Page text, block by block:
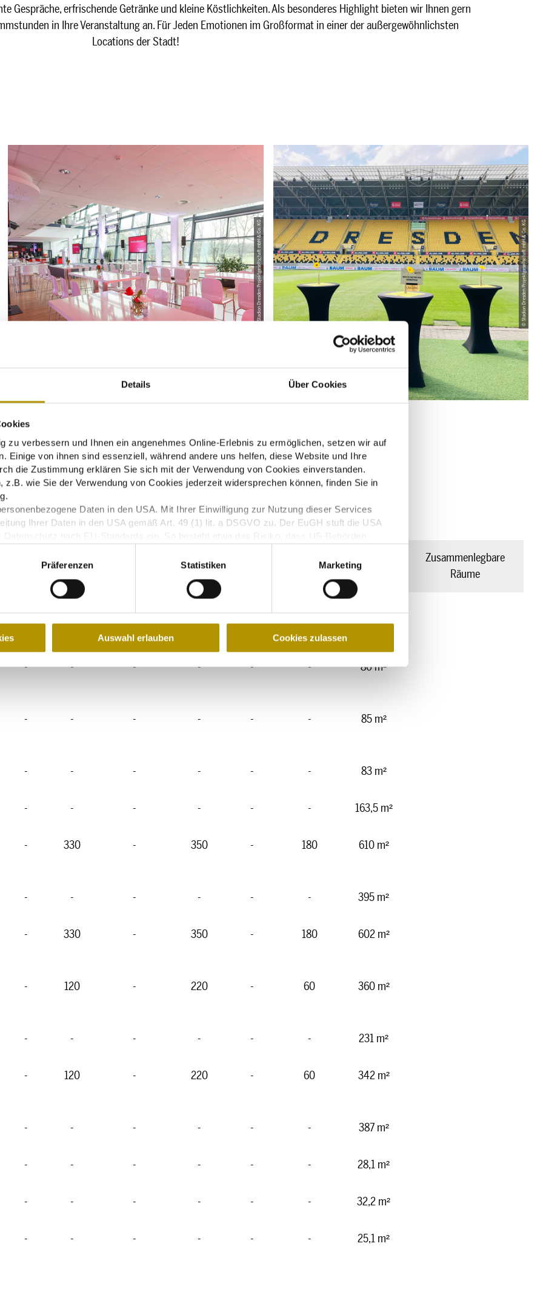
Details Über Cookies
zu verbessern und Ihnen ein angenehmes Online-Erlebnis zu ermöglichen, setzen wir auf
Einige von ihnen sind essenziell, während andere uns helfen, diese Website und Ihre
die Zustimmung erklären Sie sich mit der Verwendung von Cookies einverstanden.
z.B. wie Sie der Verwendung von Cookies jederzeit widersprechen können, finden Sie in
Daten in den USA. Mit Ihrer Einwilligung zur Nutzung dieser Services
Ihrer Daten in den USA gemäß Art. 49 (1) lit. a DSGVO zu. Der EuGH stuft die USA
Präferenzen Statistiken Marketing
Auswahl erlauben Cookies zulassen
Gespräche, erfrischende Getränke und kleine Köstlichkeiten. Als besonderes Highlight bieten wir Ihnen gern
in Ihre Veranstaltung an. Für Jeden Emotionen im Großformat in einer der außergewöhnlichsten
Locations der Stadt!
© Stadion Dresden Projektgesellschaft mbH & Co. KG © Stadion Dresden Projektgesellschaft mbH & Co. KG
Tagungsräume im Überblick
Zusammenlegbare
Räume
- - - - - - 9.397 m²
- - - - - - 80 m²
- - - - - - 85 m²
- - - - - - 83 m²
- - - - - - 163,5 m²
- 330 - 350 - 180 610 m²
- - - - - - 395 m²
- 330 - 350 - 180 602 m²
- 120 - 220 - 60 360 m²
- - - - - - 231 m²
- 120 - 220 - 60 342 m²
- - - - - - 387 m²
- - - - - - 28,1 m²
- - - - - - 32,2 m²
- - - - - - 25,1 m²